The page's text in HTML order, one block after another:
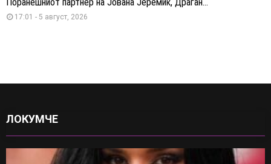
17:01 - 5 август, 2026
ЛОКУМЧЕ